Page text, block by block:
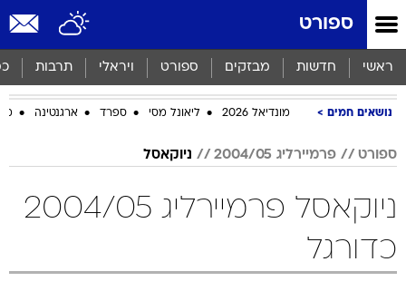
ספורט
ראשי חדשות מבזקים ספורט ויראלי תרבות
נושאים חמים מונדיאל 2026 ליאונל מסי ספרד ארגנטינה
ספורט פרמיירליג 2004/05 ניוקאסל
ניוקאסל פרמיירליג 2004/05
כדורגל